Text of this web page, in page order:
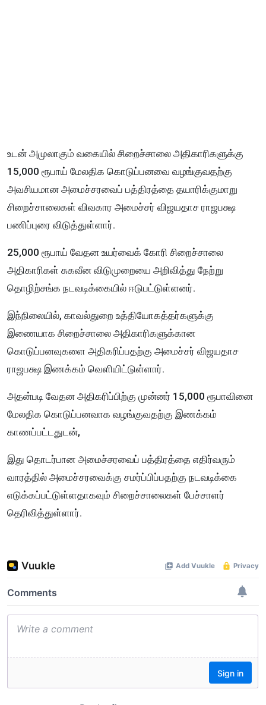
உடன் அமுலாகும் வகையில் சிறைச்சாலை அதிகாரிகளுக்கு
15,000 ரூபாய் மேலதிக கொடுப்பனவை வழங்குவதற்கு
அவசியமான அமைச்சரவைப் பத்திரத்தை தயாரிக்குமாறு
சிறைச்சாலைகள் விவகார அமைச்சர் விஜயதாச ராஜபக்ஷ
பணிப்புரை விடுத்துள்ளார்.
25,000 ரூபாய் வேதன உயர்வைக் கோரி சிறைச்சாலை
அதிகாரிகள் சுகவீன விடுமுறையை அறிவித்து நேற்று
தொழிற்சங்க நடவடிக்கையில் ஈடுபட்டுள்ளனர்.
இந்நிலையில், காவல்துறை உத்தியோகத்தர்களுக்கு
இணையாக சிறைச்சாலை அதிகாரிகளுக்கான
கொடுப்பனவுகளை அதிகரிப்பதற்கு அமைச்சர் விஜயதாச
ராஜபக்ஷ இணக்கம் வெளியிட்டுள்ளார்.
அதன்படி வேதன அதிகரிப்பிற்கு முன்னர் 15,000 ரூபாவினை
மேலதிக கொடுப்பனவாக வழங்குவதற்கு இணக்கம்
காணப்பட்டதுடன்,
இது தொடர்பான அமைச்சரவைப் பத்திரத்தை எதிர்வரும்
வாரத்தில் அமைச்சரவைக்கு சமர்ப்பிப்பதற்கு நடவடிக்கை
எடுக்கப்பட்டுள்ளதாகவும் சிறைச்சாலைகள் பேச்சாளர்
தெரிவித்துள்ளார்.